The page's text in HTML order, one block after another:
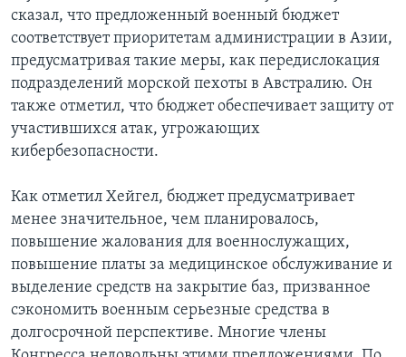
сказал, что предложенный военный бюджет
соответствует приоритетам администрации в Азии,
предусматривая такие меры, как передислокация
подразделений морской пехоты в Австралию. Он
также отметил, что бюджет обеспечивает защиту от
участившихся атак, угрожающих
кибербезопасности.
Как отметил Хейгел, бюджет предусматривает
менее значительное, чем планировалось,
повышение жалования для военнослужащих,
повышение платы за медицинское обслуживание и
выделение средств на закрытие баз, призванное
сэкономить военным серьезные средства в
долгосрочной перспективе. Многие члены